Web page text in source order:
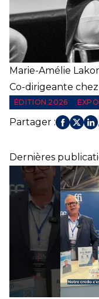
Marie-Amélie
Co-dirigeante
ÉDITION 2026
Partager :
Dernières